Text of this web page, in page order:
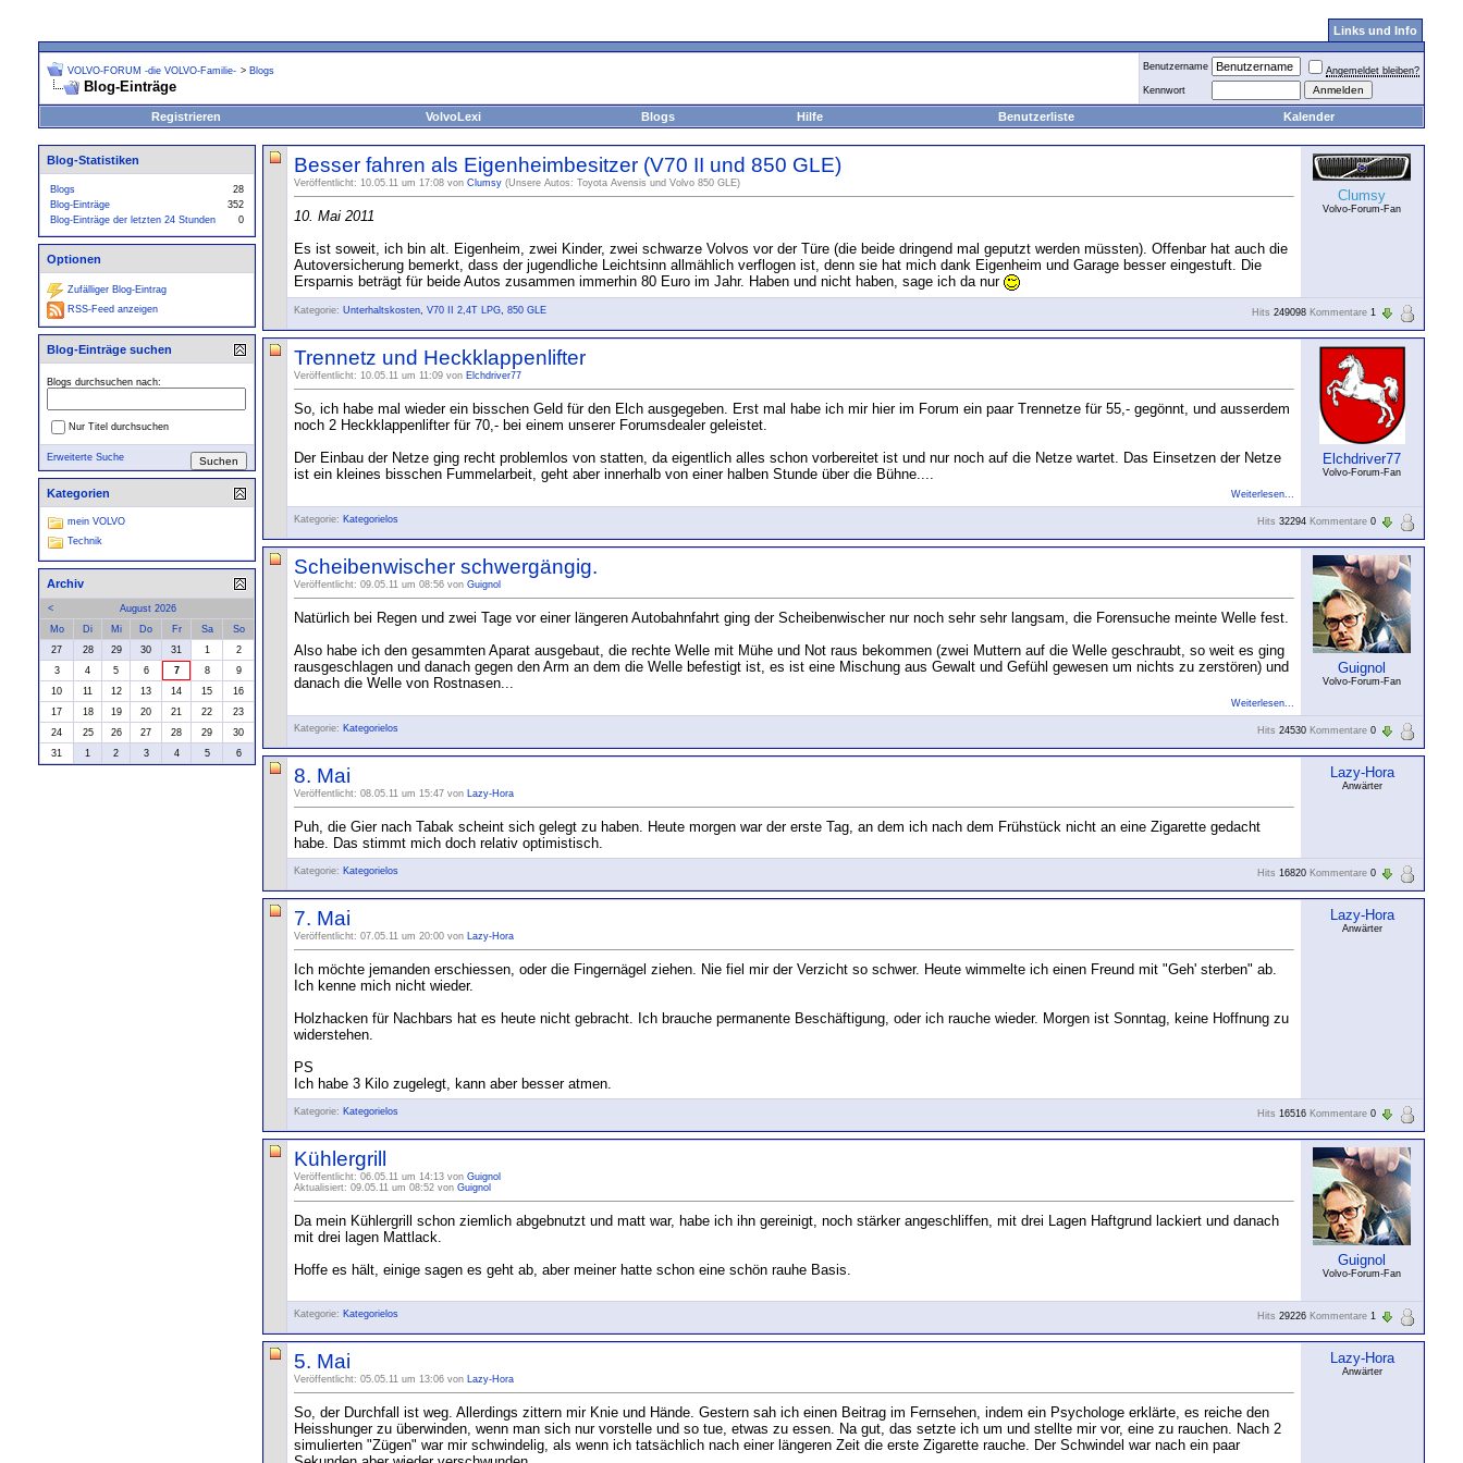
Links und Info
VOLVO-FORUM -die VOLVO-Familie- > Blogs
Blog-Einträge
Benutzername
Angemeldet bleiben?
Kennwort
Registrieren VolvoLexi Blogs Hilfe Benutzerliste Kalender
Besser fahren als Eigenheimbesitzer (V70 II und 850 GLE)
Veröffentlicht: 10.05.11 um 17:08 von Clumsy (Unsere Autos: Toyota Avensis und Volvo 850 GLE)
10. Mai 2011
Es ist soweit, ich bin alt. Eigenheim, zwei Kinder, zwei schwarze Volvos vor der Türe (die beide dringend mal geputzt werden müssten). Offenbar hat auch die
Autoversicherung bemerkt, dass der jugendliche Leichtsinn allmählich verflogen ist, denn sie hat mich dank Eigenheim und Garage besser eingestuft. Die
Ersparnis beträgt für beide Autos zusammen immerhin 80 Euro im Jahr. Haben und nicht haben, sage ich da nur
Clumsy
Volvo-Forum-Fan
Kategorie: Unterhaltskosten, V70 II 2,4T LPG, 850 GLE Hits 249098 Kommentare 1
Trennetz und Heckklappenlifter
Veröffentlicht: 10.05.11 um 11:09 von Elchdriver77
So, ich habe mal wieder ein bisschen Geld für den Elch ausgegeben. Erst mal habe ich mir hier im Forum ein paar Trennetze für 55,- gegönnt, und ausserdem
noch 2 Heckklappenlifter für 70,- bei einem unserer Forumsdealer geleistet.
Der Einbau der Netze ging recht problemlos von statten, da eigentlich alles schon vorbereitet ist und nur noch auf die Netze wartet. Das Einsetzen der Netze
ist ein kleines bisschen Fummelarbeit, geht aber innerhalb von einer halben Stunde über die Bühne....
Weiterlesen...
Elchdriver77
Volvo-Forum-Fan
Kategorie: Kategorielos Hits 32294 Kommentare 0
Scheibenwischer schwergängig.
Veröffentlicht: 09.05.11 um 08:56 von Guignol
Natürlich bei Regen und zwei Tage vor einer längeren Autobahnfahrt ging der Scheibenwischer nur noch sehr sehr langsam, die Forensuche meinte Welle fest.
Also habe ich den gesammten Aparat ausgebaut, die rechte Welle mit Mühe und Not raus bekommen (zwei Muttern auf die Welle geschraubt, so weit es ging
rausgeschlagen und danach gegen den Arm an dem die Welle befestigt ist, es ist eine Mischung aus Gewalt und Gefühl gewesen um nichts zu zerstören) und
danach die Welle von Rostnasen...
Weiterlesen...
Guignol
Volvo-Forum-Fan
Kategorie: Kategorielos Hits 24530 Kommentare 0
8. Mai
Veröffentlicht: 08.05.11 um 15:47 von Lazy-Hora
Puh, die Gier nach Tabak scheint sich gelegt zu haben. Heute morgen war der erste Tag, an dem ich nach dem Frühstück nicht an eine Zigarette gedacht
habe. Das stimmt mich doch relativ optimistisch.
Lazy-Hora
Anwärter
Kategorie: Kategorielos Hits 16820 Kommentare 0
7. Mai
Veröffentlicht: 07.05.11 um 20:00 von Lazy-Hora
Ich möchte jemanden erschiessen, oder die Fingernägel ziehen. Nie fiel mir der Verzicht so schwer. Heute wimmelte ich einen Freund mit "Geh' sterben" ab.
Ich kenne mich nicht wieder.
Holzhacken für Nachbars hat es heute nicht gebracht. Ich brauche permanente Beschäftigung, oder ich rauche wieder. Morgen ist Sonntag, keine Hoffnung zu
widerstehen.
PS
Ich habe 3 Kilo zugelegt, kann aber besser atmen.
Lazy-Hora
Anwärter
Kategorie: Kategorielos Hits 16516 Kommentare 0
Kühlergrill
Veröffentlicht: 06.05.11 um 14:13 von Guignol
Aktualisiert: 09.05.11 um 08:52 von Guignol
Da mein Kühlergrill schon ziemlich abgebnutzt und matt war, habe ich ihn gereinigt, noch stärker angeschliffen, mit drei Lagen Haftgrund lackiert und danach
mit drei lagen Mattlack.
Hoffe es hält, einige sagen es geht ab, aber meiner hatte schon eine schön rauhe Basis.
Guignol
Volvo-Forum-Fan
Kategorie: Kategorielos Hits 29226 Kommentare 1
5. Mai
Veröffentlicht: 05.05.11 um 13:06 von Lazy-Hora
So, der Durchfall ist weg. Allerdings zittern mir Knie und Hände. Gestern sah ich einen Beitrag im Fernsehen, indem ein Psychologe erklärte, es reiche den
Heisshunger zu überwinden, wenn man sich nur vorstelle und so tue, etwas zu essen. Na gut, das setzte ich um und stellte mir vor, eine zu rauchen. Nach 2
simulierten "Zügen" war mir schwindelig, als wenn ich tatsächlich nach einer längeren Zeit die erste Zigarette rauche. Der Schwindel war nach ein paar
Lazy-Hora
Anwärter
Blog-Statistiken
Blogs
28
Blog-Einträge
352
Blog-Einträge der letzten 24 Stunden
0
Optionen
Zufälliger Blog-Eintrag
RSS-Feed anzeigen
Blog-Einträge suchen
Blogs durchsuchen nach:
Nur Titel durchsuchen
Erweiterte Suche
Kategorien
mein VOLVO
Technik
Archiv
<
August 2026
Mo
Di Mi Do Fr Sa
So
27
28 29 30 31 1
2
3
4 5 6 7 8
9
10
11 12 13 14 15
16
17
18 19 20 21 22
23
24
25 26 27 28 29
30
31
1 2 3 4 5 6